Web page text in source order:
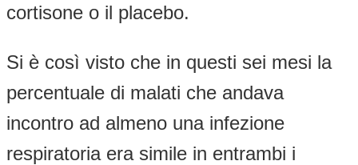
cortisone o il placebo.
Si è così visto che in questi sei mesi la
percentuale di malati che andava
incontro ad almeno una infezione
respiratoria era simile in entrambi i